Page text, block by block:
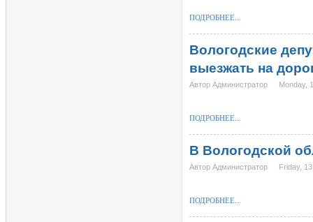
ПОДРОБНЕЕ...
Вологодские
выезжать на
Автор Администратор Monday,
ПОДРОБНЕЕ...
В Вологодской
Автор Администратор Friday,
ПОДРОБНЕЕ...